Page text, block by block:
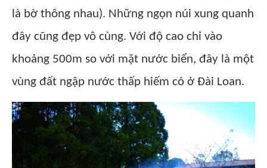
là bờ thông nhau). Những ngọn núi xung quanh
đây cũng đẹp vô cùng. Với độ cao chỉ vào
khoảng 500m so với mặt nước biển, đây là một
vùng đất ngập nước thấp hiếm có ở Đài Loan.